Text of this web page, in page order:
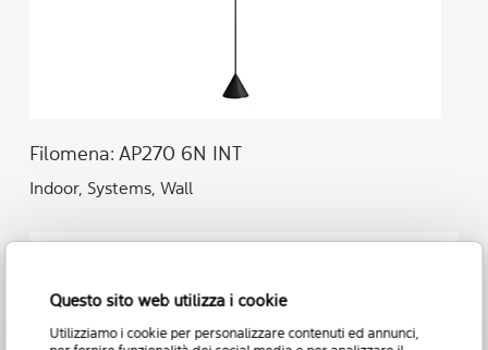
Questo sito web utilizza i cookie
Utilizziamo i cookie per personalizzare contenuti ed annunci,
Filomena: AP270 6N INT
Indoor, Systems, Wall